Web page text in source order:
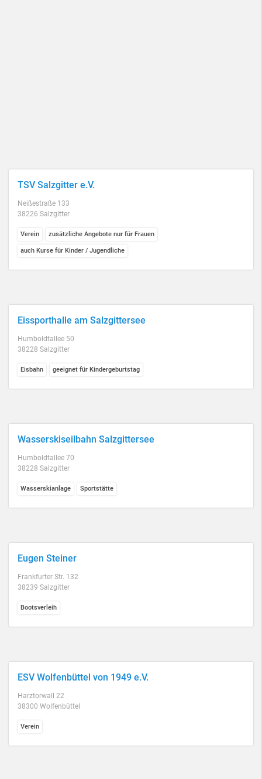
TSV Salzgitter e.V.
Neißestraße 133
38226 Salzgitter
Verein zusätzliche Angebote nur für Frauen
auch Kurse für Kinder / Jugendliche
Eissporthalle am Salzgittersee
Humboldtallee 50
38228 Salzgitter
Eisbahn geeignet für Kindergeburtstag
Wasserskiseilbahn Salzgittersee
Humboldtallee 70
38228 Salzgitter
Wasserskianlage Sportstätte
Eugen Steiner
Frankfurter Str. 132
38239 Salzgitter
Bootsverleih
ESV Wolfenbüttel von 1949 e.V.
Harztorwall 22
38300 Wolfenbüttel
Verein